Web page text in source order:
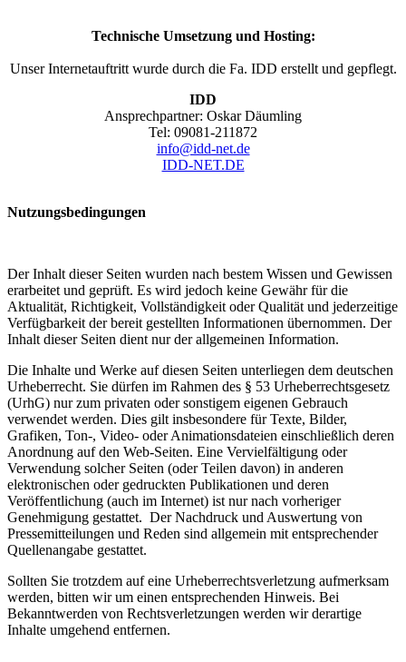
Technische Umsetzung und Hosting:
Unser Internetauftritt wurde durch die Fa. IDD erstellt und gepflegt.
IDD
Ansprechpartner: Oskar Däumling
Tel: 09081-211872
info@idd-net.de
IDD-NET.DE
Nutzungsbedingungen
Der Inhalt dieser Seiten wurden nach bestem Wissen und Gewissen
erarbeitet und geprüft. Es wird jedoch keine Gewähr für die
Aktualität, Richtigkeit, Vollständigkeit oder Qualität und jederzeitige
Verfügbarkeit der bereit gestellten Informationen übernommen. Der
Inhalt dieser Seiten dient nur der allgemeinen Information.
Die Inhalte und Werke auf diesen Seiten unterliegen dem deutschen
Urheberrecht. Sie dürfen im Rahmen des § 53 Urheberrechtsgesetz
(UrhG) nur zum privaten oder sonstigem eigenen Gebrauch
verwendet werden. Dies gilt insbesondere für Texte, Bilder,
Grafiken, Ton-, Video- oder Animationsdateien einschließlich deren
Anordnung auf den Web-Seiten. Eine Vervielfältigung oder
Verwendung solcher Seiten (oder Teilen davon) in anderen
elektronischen oder gedruckten Publikationen und deren
Veröffentlichung (auch im Internet) ist nur nach vorheriger
Genehmigung gestattet. Der Nachdruck und Auswertung von
Pressemitteilungen und Reden sind allgemein mit entsprechender
Quellenangabe gestattet.
Sollten Sie trotzdem auf eine Urheberrechtsverletzung aufmerksam
werden, bitten wir um einen entsprechenden Hinweis. Bei
Bekanntwerden von Rechtsverletzungen werden wir derartige
Inhalte umgehend entfernen.